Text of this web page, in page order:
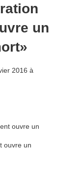
un
2016 à
ouvre un